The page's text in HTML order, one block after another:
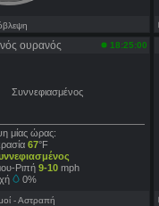
ουρανός 18:25:00
Συννεφιασμένος
μίας ώρας:
67°F
Ριπή 9-10 mph
0%
- Αστραπή